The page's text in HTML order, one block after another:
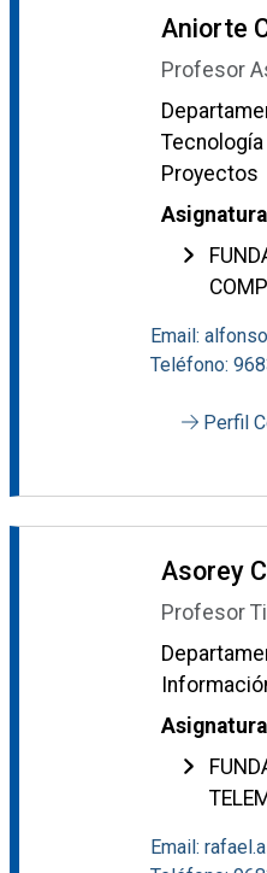
Aniorte
Profesor
Proyectos
Email:
Teléfono:
Perfil
Asorey
Profesor
Email: